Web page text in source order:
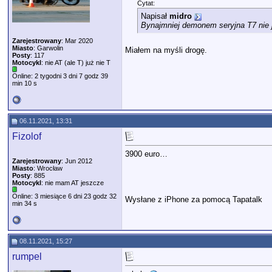
Zarejestrowany: Mar 2020
Miasto: Garwolin
Posty: 117
Motocykl: nie AT (ale T) już nie T
Online: 2 tygodni 3 dni 7 godz 39
min 10 s
Cytat:
Napisał midro
Bynajmniej demonem seryjna T7 nie
Miałem na myśli drogę.
06.11.2021, 13:31
Fizolof
Zarejestrowany: Jun 2012
Miasto: Wrocław
Posty: 885
Motocykl: nie mam AT jeszcze
Online: 3 miesiące 6 dni 23 godz 32
min 34 s
3900 euro…
Wysłane z iPhone za pomocą Tapatalk
08.11.2021, 15:27
rumpel